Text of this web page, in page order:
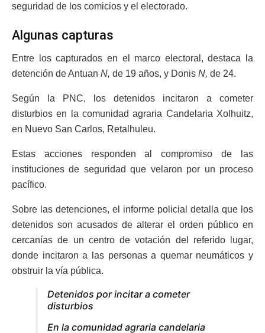
seguridad de los comicios y el electorado.
Algunas capturas
Entre los capturados en el marco electoral, destaca la
detención de Antuan N, de 19 años, y Donis N, de 24.
Según la PNC, los detenidos incitaron a cometer
disturbios en la comunidad agraria Candelaria Xolhuitz,
en Nuevo San Carlos, Retalhuleu.
Estas acciones responden al compromiso de las
instituciones de seguridad que velaron por un proceso
pacífico.
Sobre las detenciones, el informe policial detalla que los
detenidos son acusados de alterar el orden público en
cercanías de un centro de votación del referido lugar,
donde incitaron a las personas a quemar neumáticos y
obstruir la vía pública.
Detenidos por incitar a cometer
disturbios
En la comunidad agraria candelaria